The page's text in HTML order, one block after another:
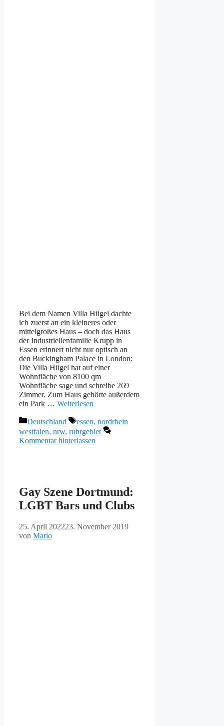
Bei dem Namen Villa Hügel dachte
ich zuerst an ein kleineres oder
mittelgroßes Haus – doch das Haus
der Industriellenfamilie Krupp in
Essen erinnert nicht nur optisch an
den Buckingham Palace in London:
Die Villa Hügel hat auf einer
Wohnfläche von 8100 qm
Wohnfläche sage und schreibe 269
Zimmer. Zum Haus gehörte außerdem
ein Park … Weiterlesen
Kategorien
Deutschland Schlagwörter
essen, nordrhein
westfalen, nrw, ruhrgebiet
Kommentar hinterlassen
Gay Szene Dortmund:
LGBT Bars und Clubs
25. April 202223. November 2019
von Mario